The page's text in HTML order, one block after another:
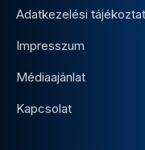
Adatkezelési
Impresszum
Médiaajánlat
Kapcsolat